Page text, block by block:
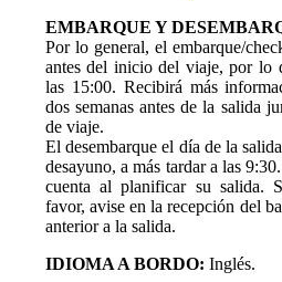
EMBARQUE Y
Por lo general, el embarque/
antes del inicio del viaje, por lo
las 15:00. Recibirá más
dos semanas antes de la salida
de viaje.
El desembarque el día de la
desayuno, a más tardar a las
cuenta al planificar su salida.
favor, avise en la recepción del
anterior a la salida.
IDIOMA A BORDO: Inglés.